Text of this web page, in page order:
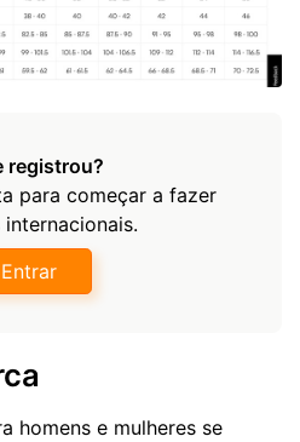
registrou?
para começar a fazer
Entrar
homens e mulheres se